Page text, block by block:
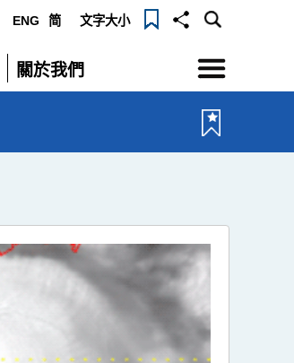
ENG 简 文字大小
關於我們
展
選
單